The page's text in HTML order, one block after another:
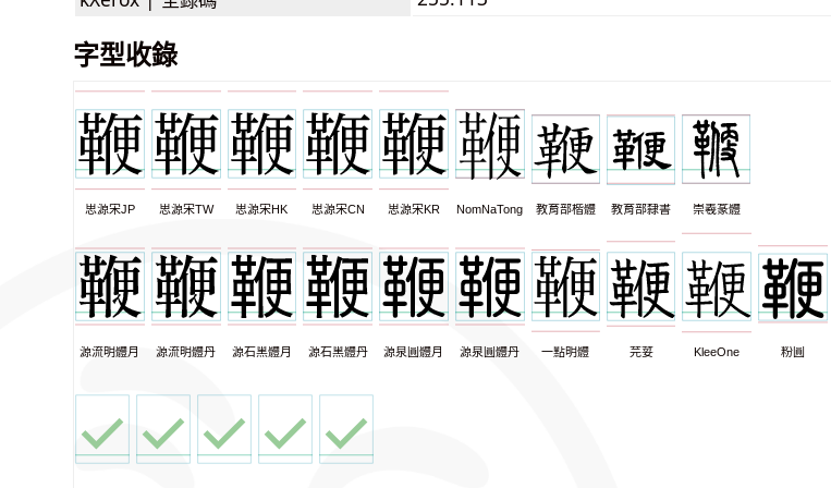
字型收錄
思源宋JP 思源宋TW 思源宋HK 思源宋CN 思源宋KR NomNaTong 教育部楷體 教育部隸書 崇羲篆體
源流明體月 源流明體丹 源石黑體月 源石黑體丹 源泉圓體月 源泉圓體丹 一點明體 芫荽 KleeOne 粉圓